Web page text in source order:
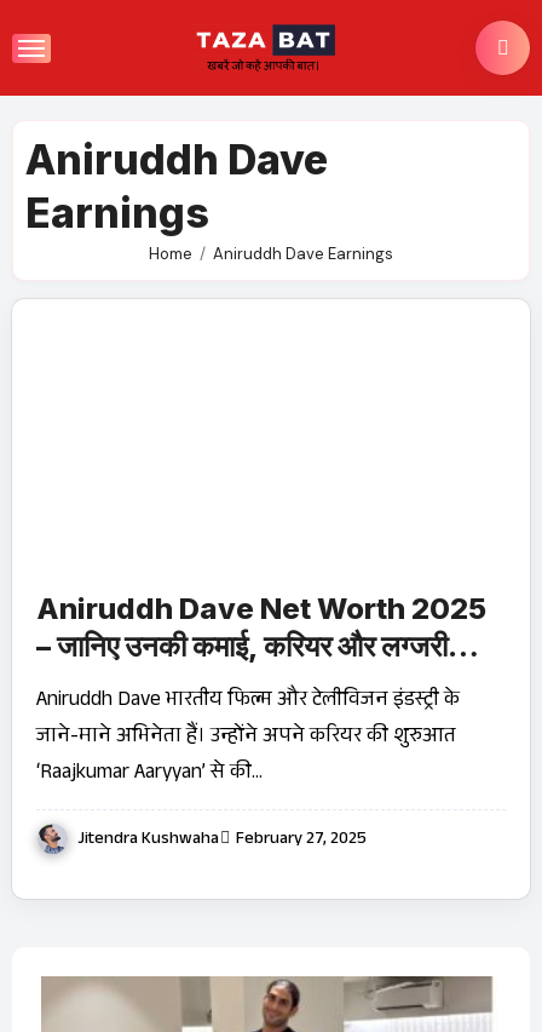
to
Aniruddh Dave
Earnings
Home Aniruddh Dave Earnings
Aniruddh Dave Net Worth 2025
– जानिए उनकी कमाई, करियर और लग्जरी
लाइफस्टाइल!
Aniruddh Dave भारतीय फिल्म और टेलीविजन इंडस्ट्री के
जाने-माने अभिनेता हैं। उन्होंने अपने करियर की शुरुआत
‘Raajkumar Aaryyan’ से की…
Jitendra Kushwaha February 27, 2025